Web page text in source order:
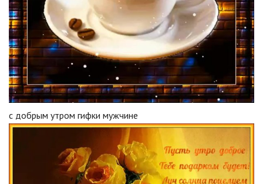
с добрым утром гифки мужчине